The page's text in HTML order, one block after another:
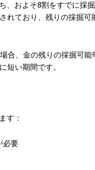
、およそ8割をすでに採
れており、残りの採掘
合、金の残りの採掘可
短い期間です。
す：
必要